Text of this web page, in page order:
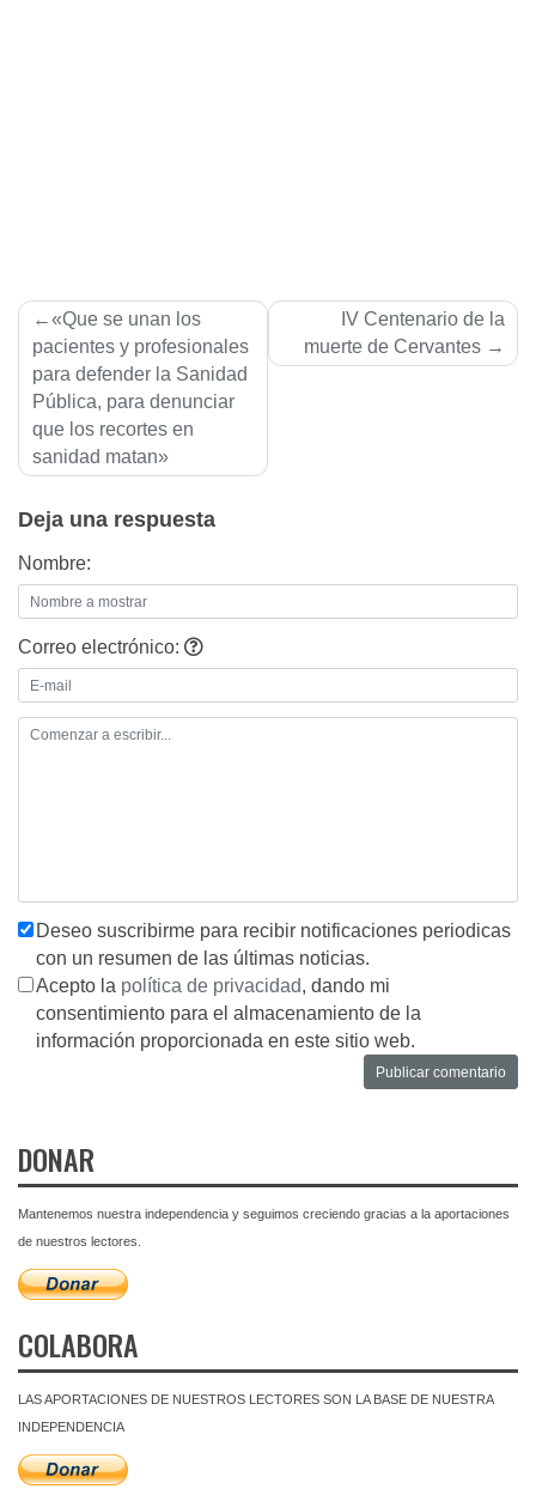
Navegación
de
entradas
«Que se unan los
pacientes y profesionales
para defender la Sanidad
Pública, para denunciar
que los recortes en
sanidad matan»
IV Centenario de la
muerte de Cervantes
Deja una respuesta
Nombre:
Correo electrónico:
Deseo suscribirme para recibir notificaciones periodicas
con un resumen de las últimas noticias.
Acepto la política de privacidad, dando mi
consentimiento para el almacenamiento de la
información proporcionada en este sitio web.
DONAR
Mantenemos nuestra independencia y seguimos creciendo gracias a la aportaciones
de nuestros lectores.
COLABORA
LAS APORTACIONES DE NUESTROS LECTORES SON LA BASE DE NUESTRA
INDEPENDENCIA